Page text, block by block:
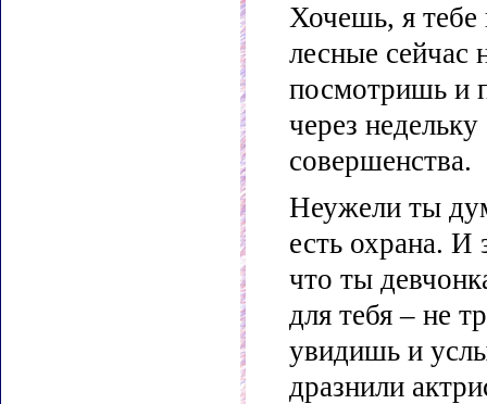
Хочешь, я
лесные сейчас
посмотришь и
через
совершенства.
Неужели ты
есть охрана.
что ты
для тебя – не
увидишь и
дразнили